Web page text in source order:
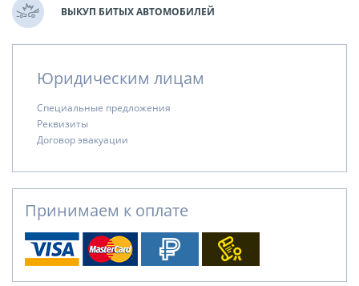
ВЫКУП БИТЫХ АВТОМОБИЛЕЙ
Юридическим лицам
Специальные предложения
Реквизиты
Договор эвакуации
Принимаем к оплате